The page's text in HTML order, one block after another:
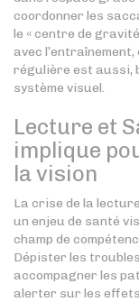
coordonner les
le « centre de
avec
régulière est aussi,
système visuel.
Lecture et
implique
la vision
La crise de la
un enjeu de santé
champ de
Dépister les
accompagner les
alerter sur les